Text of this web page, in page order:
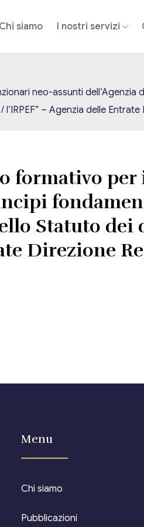
Chi siamo I nostri servizi
neo-assunti
– Agenzia delle
formativo
Statuto dei
Direzione
Menu
Chi siamo
Pubblicazioni